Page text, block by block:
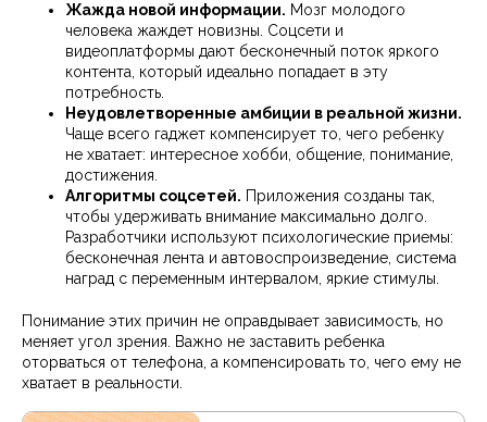
Жажда новой информации. Мозг молодого
человека жаждет новизны. Соцсети и
видеоплатформы дают бесконечный поток яркого
контента, который идеально попадает в эту
потребность.
Неудовлетворенные амбиции в реальной жизни.
Чаще всего гаджет компенсирует то, чего ребенку
не хватает: интересное хобби, общение, понимание,
достижения.
Алгоритмы соцсетей. Приложения созданы так,
чтобы удерживать внимание максимально долго.
Разработчики используют психологические приемы:
бесконечная лента и автовоспроизведение, система
наград с переменным интервалом, яркие стимулы.
Понимание этих причин не оправдывает зависимость, но
меняет угол зрения. Важно не заставить ребенка
оторваться от телефона, а компенсировать то, чего ему не
хватает в реальности.